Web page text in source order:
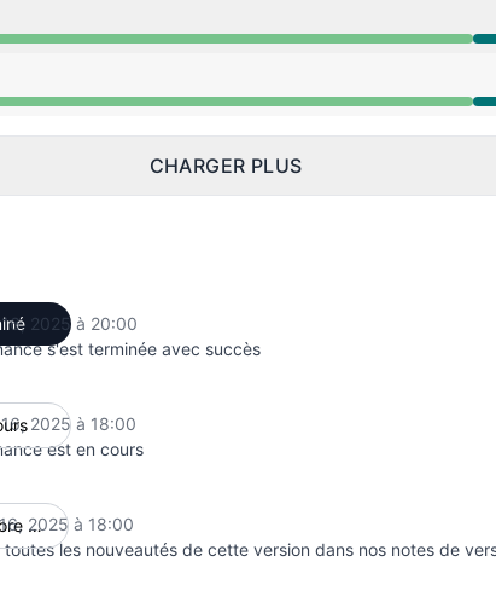
PM à 8:00 PM
PM à 8:00 PM
CHARGER PLUS
2025 à 20:00
s'est terminée avec succès
2025 à 18:00
est en cours
Pas encore commencé
2025 à 18:00
toutes les nouveautés de cette version dans nos notes de